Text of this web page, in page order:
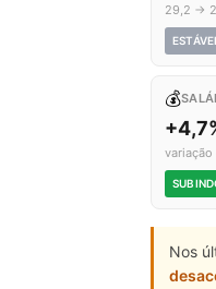
29,2 →
ESTÁVEL
💰
variação
Nos